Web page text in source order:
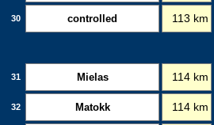
30 controlled 113 km
31 Mielas 114 km
32 Matokk 114 km